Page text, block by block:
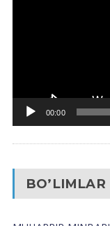
00:00
BO’LIMLAR